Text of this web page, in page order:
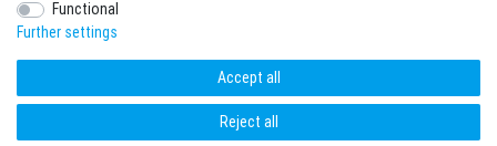
Policy regular and always revocable information about the following product
range by e-mail: Sporting goods and accessories from your assortment.
Functional
Further settings
Accept all
Reject all
freestyleworld © Copyright 2026 | All rights reserved.